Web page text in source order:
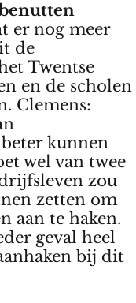
er nog meer
de
Twentse
en de scholen
Clemens:
kunnen
wel van twee
zou
zetten om
aan te haken.
geval heel
bij dit